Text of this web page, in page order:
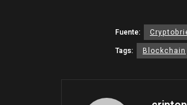
Fuente:
Tags:
Blockchain